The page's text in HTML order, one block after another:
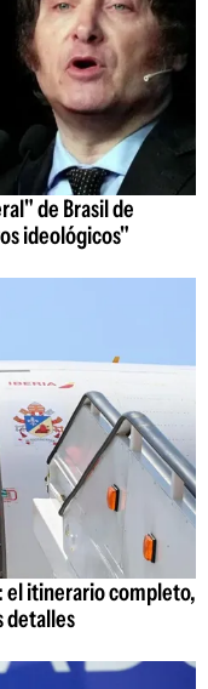
de Brasil de
ideológicos"
el itinerario completo,
detalles